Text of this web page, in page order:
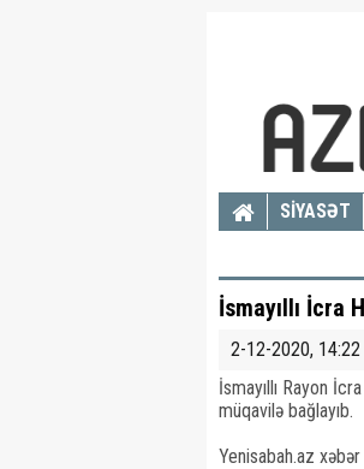
SİYASƏT
İsmayıllı İcra
2-12-2020, 14:22
İsmayıllı Rayon
müqavilə bağlayıb.
Yenisabah.az